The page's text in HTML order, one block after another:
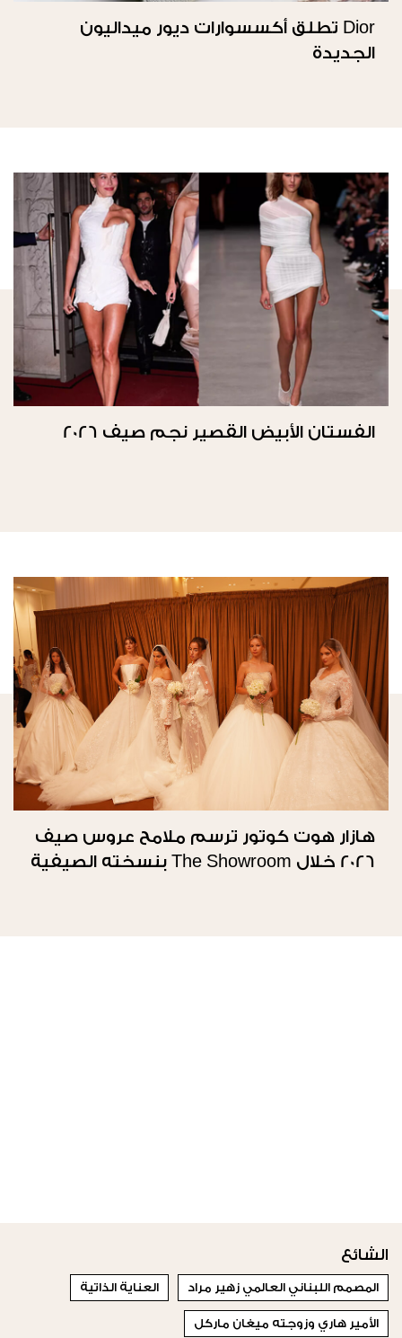
Dior تطلق أكسسوارات ديور ميداليون
الجديدة
الفستان الأبيض القصير نجم صيف 2026
هازار هوت كوتور ترسم ملامح عروس صيف
2026 خلال The Showroom بنسخته الصيفية
الشائع
المصمم اللبناني العالمي زهير مراد العناية الذاتية
الأمير هاري وزوجته ميغان ماركل